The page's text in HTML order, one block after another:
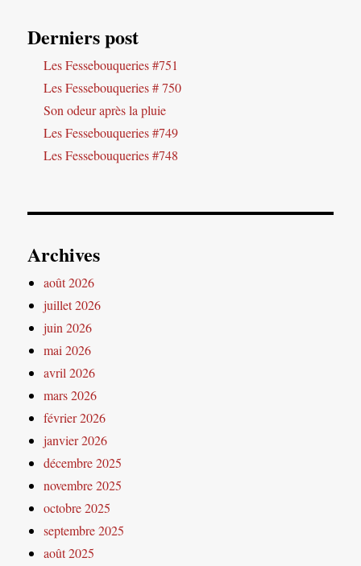
Derniers post
Les Fessebouqueries #751
Les Fessebouqueries # 750
Son odeur après la pluie
Les Fessebouqueries #749
Les Fessebouqueries #748
Archives
août 2026
juillet 2026
juin 2026
mai 2026
avril 2026
mars 2026
février 2026
janvier 2026
décembre 2025
novembre 2025
octobre 2025
septembre 2025
août 2025